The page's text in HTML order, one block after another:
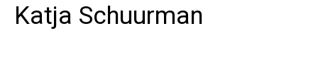
Katja Schuurman